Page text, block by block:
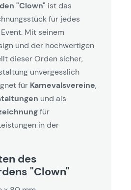
"Clown" ist das
für jedes
Mit seinem
und der hochwertigen
dieser Orden sicher,
unvergesslich
für Karnevalsvereine,
und als
für
in der
des
"Clown"